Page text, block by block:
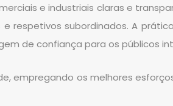
e industriais claras e
respetivos subordinados. A
de confiança para os públicos
empregando os melhores